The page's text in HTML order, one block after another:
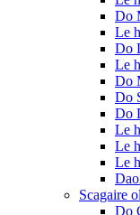
Do
Le
Do
Le
Do
Do
Do
Le
Le
Le
Scagaire
Do